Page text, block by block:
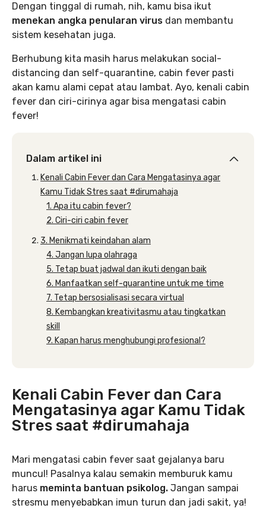
Dengan tinggal di rumah, nih, kamu bisa ikut
menekan angka penularan virus dan membantu
sistem kesehatan juga.
Berhubung kita masih harus melakukan social-
distancing dan self-quarantine, cabin fever pasti
akan kamu alami cepat atau lambat. Ayo, kenali cabin
fever dan ciri-cirinya agar bisa mengatasi cabin
fever!
Dalam artikel ini
Kenali Cabin Fever dan Cara Mengatasinya agar
Kamu Tidak Stres saat #dirumahaja
1. Apa itu cabin fever?
2. Ciri-ciri cabin fever
3. Menikmati keindahan alam
4. Jangan lupa olahraga
5. Tetap buat jadwal dan ikuti dengan baik
6. Manfaatkan self-quarantine untuk me time
7. Tetap bersosialisasi secara virtual
8. Kembangkan kreativitasmu atau tingkatkan
skill
9. Kapan harus menghubungi profesional?
Kenali Cabin Fever dan Cara
Mengatasinya agar Kamu Tidak
Stres saat #dirumahaja
Mari mengatasi cabin fever saat gejalanya baru
muncul! Pasalnya kalau semakin memburuk kamu
harus meminta bantuan psikolog. Jangan sampai
stresmu menyebabkan imun turun dan jadi sakit, ya!